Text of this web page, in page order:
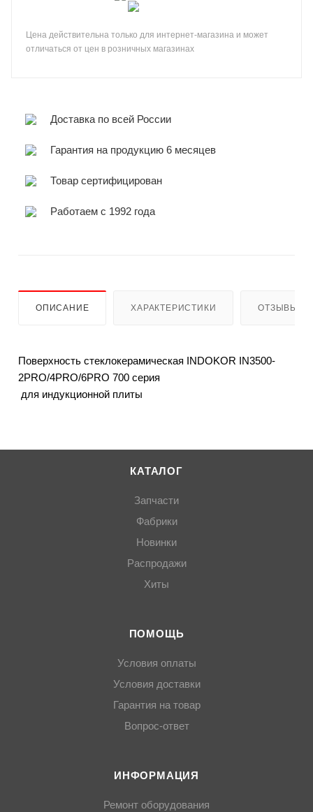
Цена действительна только для интернет-магазина и может
отличаться от цен в розничных магазинах
Доставка по всей России
Гарантия на продукцию 6 месяцев
Товар сертифицирован
Работаем с 1992 года
ОПИСАНИЕ ХАРАКТЕРИСТИКИ ОТЗЫВЫ
Поверхность стеклокерамическая INDOKOR IN3500-
2PRO/4PRO/6PRO 700 серия
для индукционной плиты
КАТАЛОГ
Запчасти
Фабрики
Новинки
Распродажи
Хиты
ПОМОЩЬ
Условия оплаты
Условия доставки
Гарантия на товар
Вопрос-ответ
ИНФОРМАЦИЯ
Ремонт оборудования